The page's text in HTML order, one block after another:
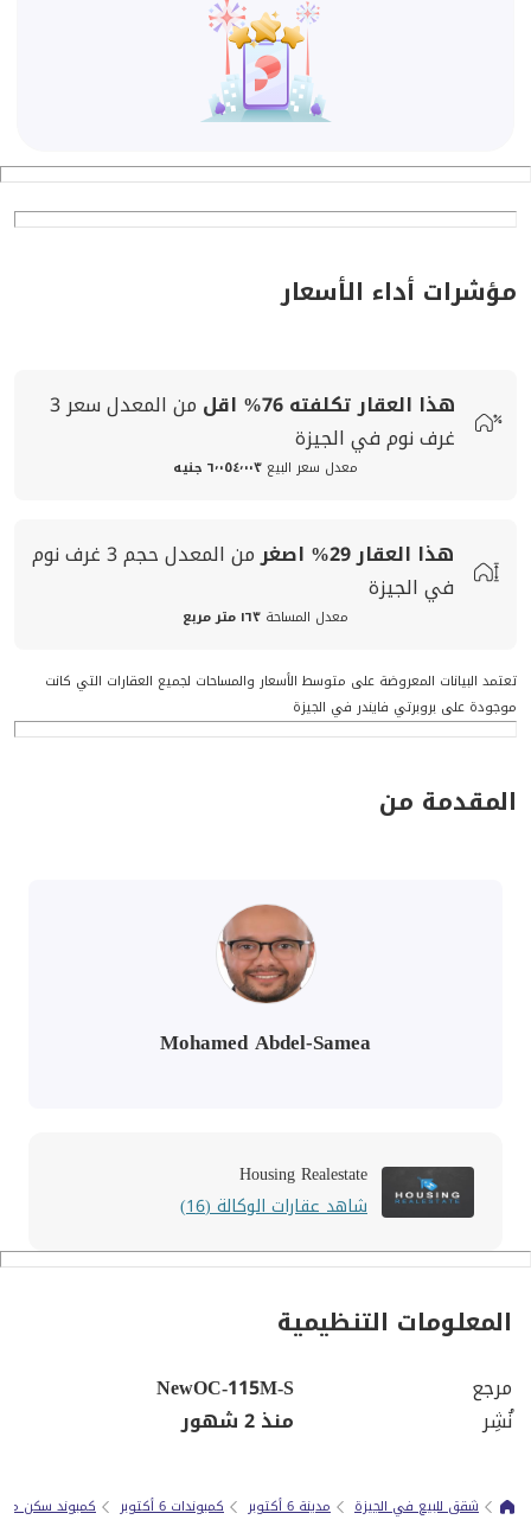
مؤشرات أداء الأسعار
هذا العقار تكلفته76% اقل من المعدلسعر3
غرف نوم في الجيزة
معدل سعر البيع٦٬٠٥٤٬٠٠٣ جنيه
هذا العقار29% اصغرمن المعدلحجم 3 غرف نوم
في الجيزة
معدل المساحة ١٦٣ متر مربع
تعتمد البيانات المعروضة على متوسط الأسعار والمساحات لجميع العقارات التي كانت
موجودة على بروبرتي فايندر في الجيزة
المقدمة من
Mohamed Abdel-Samea
Housing Realestate
شاهد عقارات الوكالة (16)
المعلومات التنظيمية
مرجع
NewOC-115M-S
نُشِر
منذ 2 شهور
شقق للبيع في الجيزة مدينة 6 أكتوبر كمبوندات 6 أكتوبر كمبوند سكن مصر